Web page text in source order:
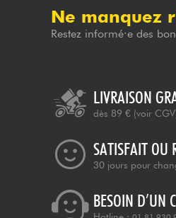
Ne manquez
Restez informé·e des
LIVRAISON
dès 89 € (voir
SATISFAIT OU
30 jours pour
BESOIN D’UN